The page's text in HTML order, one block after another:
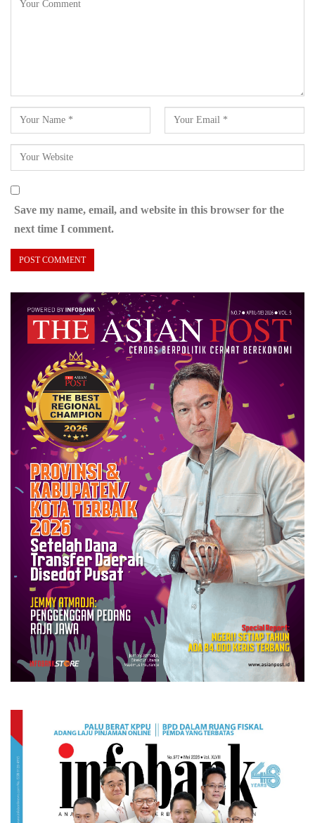
Save my name, email, and website in this browser for the
next time I comment.